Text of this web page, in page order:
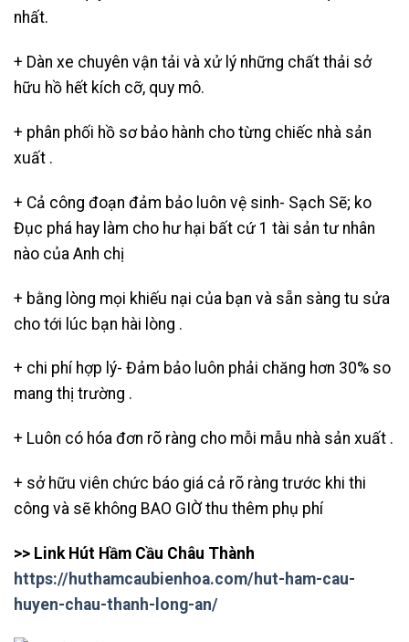
nhất.
+ Dàn xe chuyên vận tải và xử lý những chất thải sở
hữu hồ hết kích cỡ, quy mô.
+ phân phối hồ sơ bảo hành cho từng chiếc nhà sản
xuất .
+ Cả công đoạn đảm bảo luôn vệ sinh- Sạch Sẽ; ko
Đục phá hay làm cho hư hại bất cứ 1 tài sản tư nhân
nào của Anh chị
+ bằng lòng mọi khiếu nại của bạn và sẵn sàng tu sửa
cho tới lúc bạn hài lòng .
+ chi phí hợp lý- Đảm bảo luôn phải chăng hơn 30% so
mang thị trường .
+ Luôn có hóa đơn rõ ràng cho mỗi mẫu nhà sản xuất .
+ sở hữu viên chức báo giá cả rõ ràng trước khi thi
công và sẽ không BAO GIỜ thu thêm phụ phí
>> Link Hút Hầm Cầu Châu Thành
https://huthamcaubienhoa.com/hut-ham-cau-
huyen-chau-thanh-long-an/